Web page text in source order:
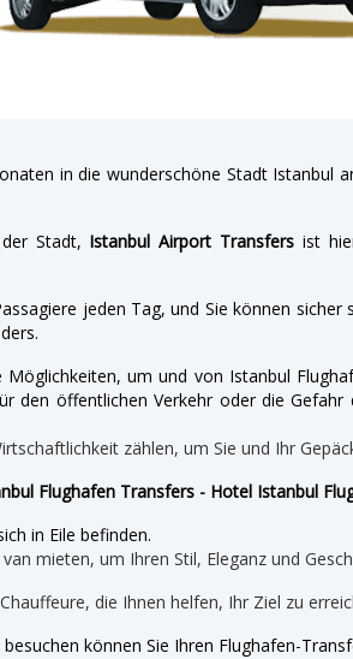
in die wunderschöne Stadt
Stadt, Istanbul Airport Transfersist
jeden Tag, und Sie können
um und von Istanbul
den öffentlichen Verkehr oder die
zählen, um Sie und Ihr
Flughafen Transfers - Hotel Istanbul
in Eile befinden.
mieten, um Ihren Stil, Eleganz und
die Ihnen helfen, Ihr Ziel zu
können Sie Ihren Flughafen-